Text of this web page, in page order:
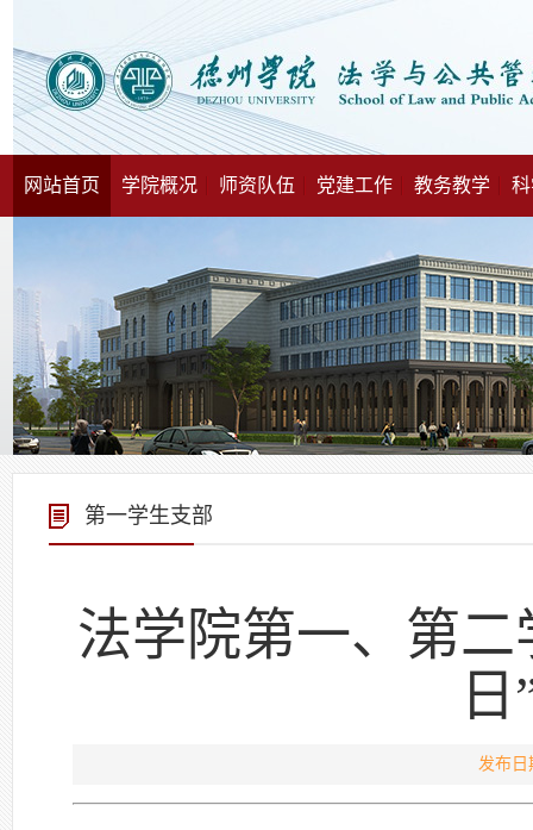
网站首页 学院概况 师资队伍 党建工作 教务教学
第一学生支部
法学院第一、第
发布